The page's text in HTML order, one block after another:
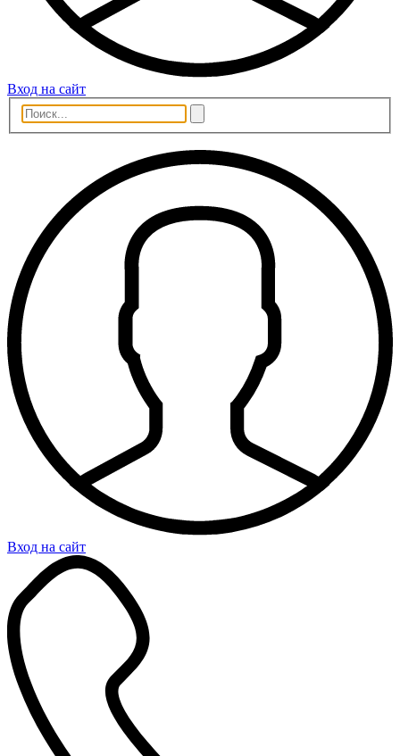
Вход на сайт
Вход на сайт